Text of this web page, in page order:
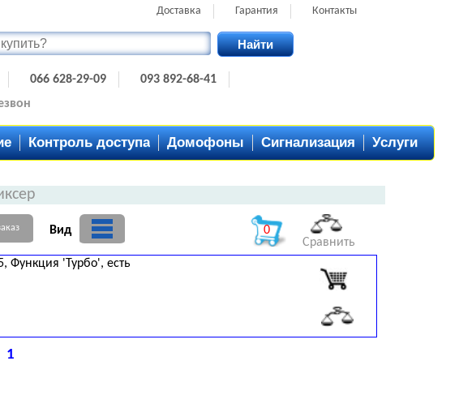
Доставка Гарантия Контакты
Найти
066 628-29-09
093 892-68-41
Контроль доступа Домофоны Сигнализация Услуги
Вид
Сравнить
0
Функция 'Турбо', есть
1